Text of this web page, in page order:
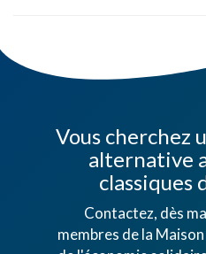
Vous cherchez
alternative
classiques
Contactez, dès
membres de la